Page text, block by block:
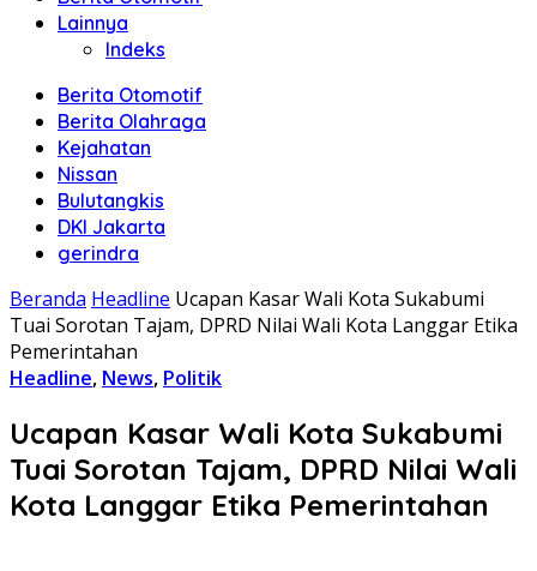
Lainnya
Indeks
Berita Otomotif
Berita Olahraga
Kejahatan
Nissan
Bulutangkis
DKI Jakarta
gerindra
Beranda Headline Ucapan Kasar Wali Kota Sukabumi
Tuai Sorotan Tajam, DPRD Nilai Wali Kota Langgar Etika
Pemerintahan
Headline, News, Politik
Ucapan Kasar Wali Kota Sukabumi
Tuai Sorotan Tajam, DPRD Nilai Wali
Kota Langgar Etika Pemerintahan